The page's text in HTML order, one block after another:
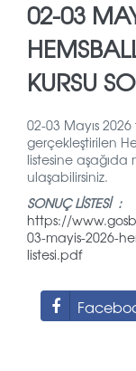
02-03
KURSU
02-03 Mayıs
gerçekleştirilen
listesine
ulaşabilirsiniz.
SONUÇ LİSTESİ :
https://
03-mayis-2026-
listesi.pdf
Facebook'ta